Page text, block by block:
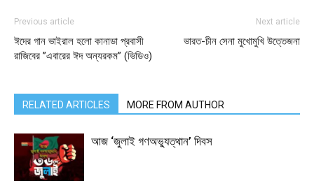
Previous article
ঈদের গান ভাইরাল হলো কানাডা প্রবাসী
রাজিবের ”এবারের ঈদ অন্যরকম” (ভিডিও)
Next article
ভারত-চীন সেনা মুখোমুখি উত্তেজনা
RELATED ARTICLES MORE FROM AUTHOR
আজ ‘জুলাই গণঅভ্যুত্থান’ দিবস